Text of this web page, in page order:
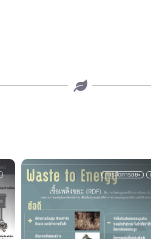
สาระพลังงาน สิ่